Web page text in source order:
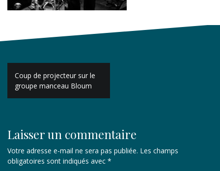
Navigation
de
l’article
Coup de projecteur sur le
groupe manceau Bloum
Laisser un commentaire
Votre adresse e-mail ne sera pas publiée. Les champs
obligatoires sont indiqués avec *